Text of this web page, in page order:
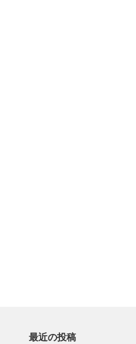
最近の投稿